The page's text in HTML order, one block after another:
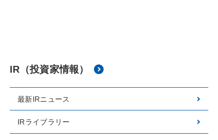
IR（投資家情報）
最新IRニュース
IRライブラリー